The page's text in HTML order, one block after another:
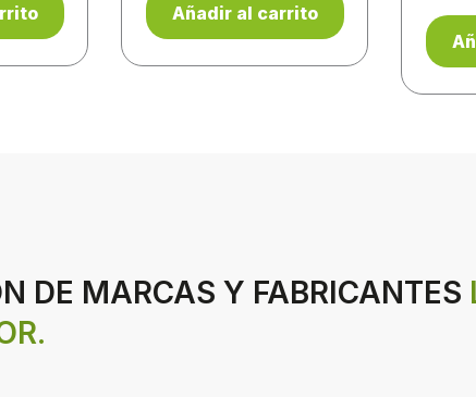
Añadir al carrito
DE MARCAS Y FABRICANTES